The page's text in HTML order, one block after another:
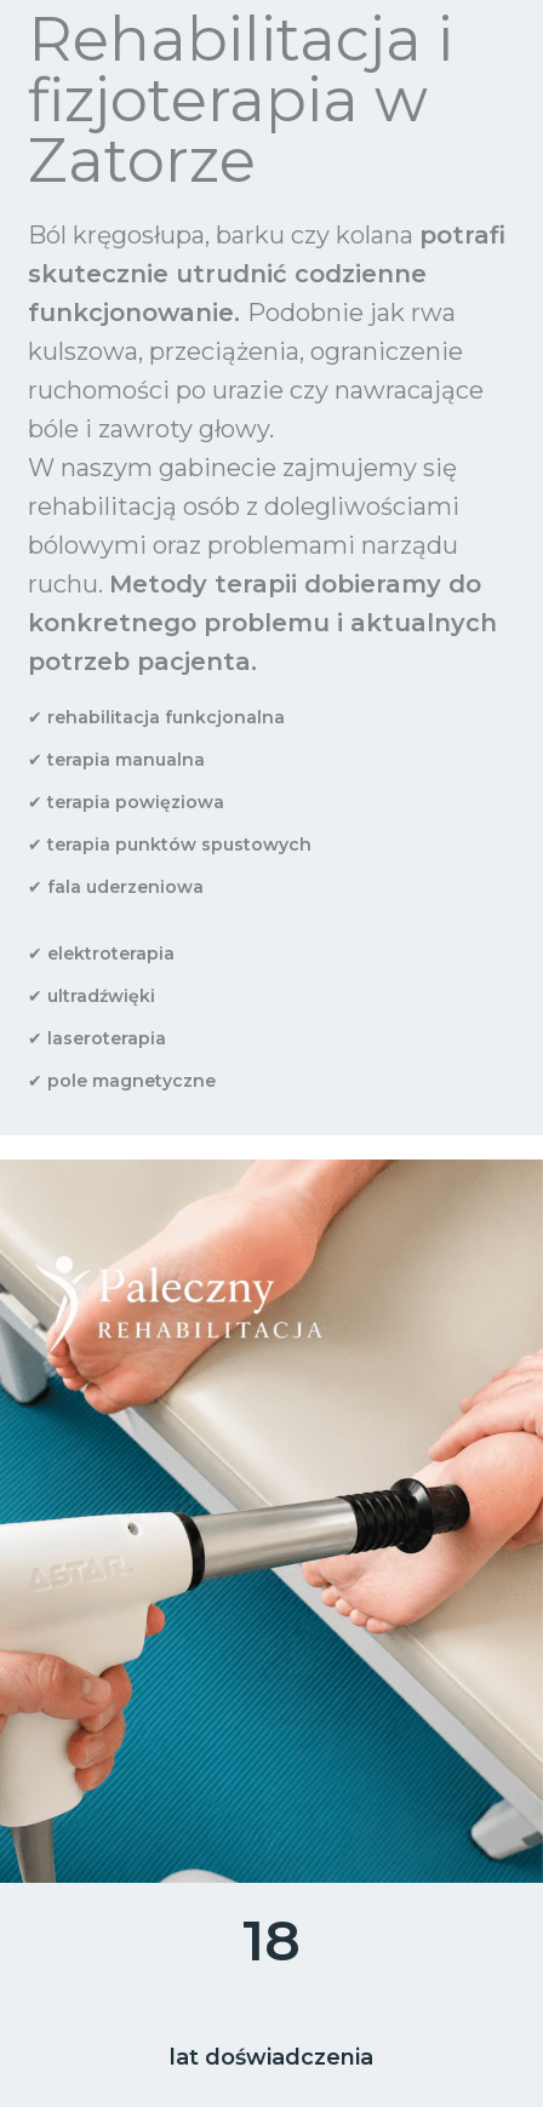
Rehabilitacja i
fizjoterapia w
Zatorze
Ból kręgosłupa, barku czy kolana potrafi
skutecznie utrudnić codzienne
funkcjonowanie. Podobnie jak rwa
kulszowa, przeciążenia, ograniczenie
ruchomości po urazie czy nawracające
bóle i zawroty głowy.
W naszym gabinecie zajmujemy się
rehabilitacją osób z dolegliwościami
bólowymi oraz problemami narządu
ruchu. Metody terapii dobieramy do
konkretnego problemu i aktualnych
potrzeb pacjenta.
✔ rehabilitacja funkcjonalna
✔ terapia manualna
✔ terapia powięziowa
✔terapia punktów spustowych
✔ fala uderzeniowa
✔ elektroterapia
✔ ultradźwięki
✔ laseroterapia
✔ pole magnetyczne
18
lat doświadczenia